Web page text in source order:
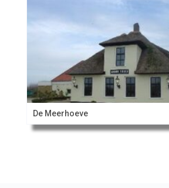
De Meerhoeve